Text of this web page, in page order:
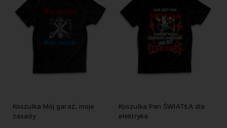
Koszulka Mój garaż, moje
zasady
Koszulka Pan ŚWIATŁA dla
elektryka